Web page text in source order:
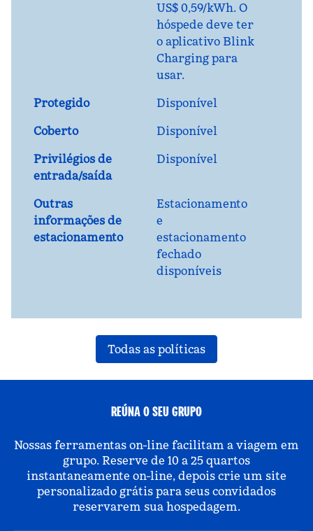
US$ 0,59/kWh. O
hóspede deve ter
o aplicativo Blink
Charging para
usar.
Protegido
Disponível
Coberto
Disponível
Privilégios de
entrada/saída
Disponível
Outras
informações de
estacionamento
Estacionamento
e
estacionamento
fechado
disponíveis
Todas as políticas
REÚNA O SEU GRUPO
Nossas ferramentas on-line facilitam a viagem em
grupo. Reserve de 10 a 25 quartos
instantaneamente on-line, depois crie um site
personalizado grátis para seus convidados
reservarem sua hospedagem.